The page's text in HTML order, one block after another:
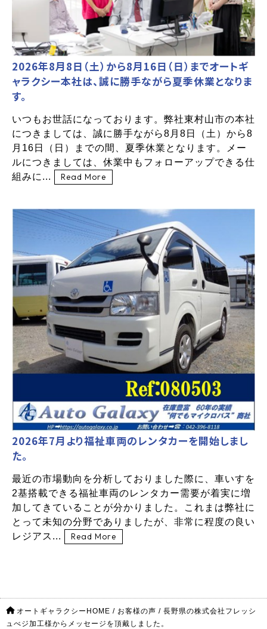
2026年8月8日（土）から8月16日（日）までオートギ
ャラクシー本社は、誠に勝手ながら夏季休業となりま
す。
いつもお世話になっております。弊社東村山市の本社
につきましては、誠に勝手ながら8月8日（土）から8
月16日（日）までの間、夏季休業となります。メー
ルにつきましては、休業中もフォローアップできる仕
組みに...
Read More
2026年7月より福祉車両のレンタカーを開始しまし
た。
最近の市場動向を分析しておりました際に、車いすを
2基搭載できる福祉車両のレンタカー需要が着実に増
加してきていることが分かりました。これまは弊社に
とって未知の分野でありましたが、非常に程度の良い
レジアス...
Read More
オートギャラクシーHOME / お客様の声 / 長野県の株式会社フレッシ
ュべジ加工様からメッセージを頂戴しました。